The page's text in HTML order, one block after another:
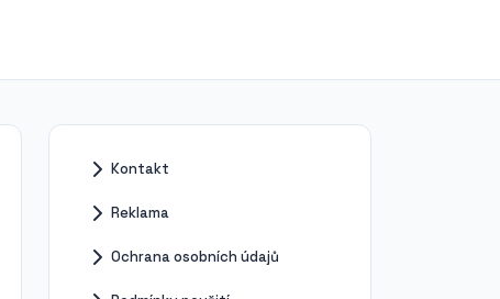
Kontakt
Reklama
Ochrana osobních údajů